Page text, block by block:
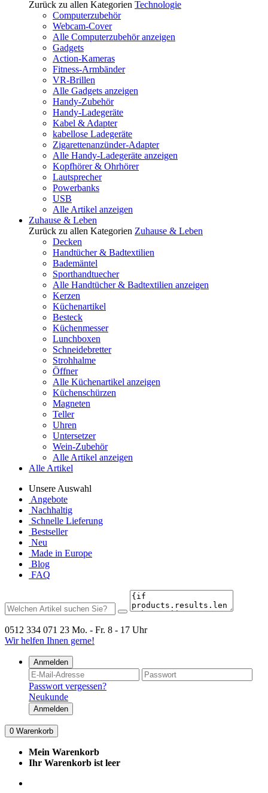
Zurück zu allen Kategorien Technologie
Computerzubehör
Webcam-Cover
Alle Computerzubehör anzeigen
Gadgets
Action-Kameras
Fitness-Armbänder
VR-Brillen
Alle Gadgets anzeigen
Handy-Zubehör
Handy-Ladegeräte
Kabel & Adapter
kabellose Ladegeräte
Zigarettenanzünder-Adapter
Alle Handy-Ladegeräte anzeigen
Kopfhörer & Ohrhörer
Lautsprecher
Powerbanks
USB
Alle Artikel anzeigen
Zuhause & Leben
Zurück zu allen Kategorien Zuhause & Leben
Decken
Handtücher & Badtextilien
Bademäntel
Sporthandtuecher
Alle Handtücher & Badtextilien anzeigen
Kerzen
Küchenartikel
Besteck
Küchenmesser
Lunchboxen
Schneidebretter
Strohhalme
Öffner
Alle Küchenartikel anzeigen
Küchenschürzen
Magneten
Teller
Uhren
Untersetzer
Wein-Zubehör
Alle Artikel anzeigen
Alle Artikel
Unsere Auswahl
Angebote
Nachhaltig
Schnelle Lieferung
Bestseller
Neu
Made in Europe
Blog
FAQ
0512 334 071 23 Mo. - Fr. 8 - 17 Uhr
Wir helfen Ihnen gerne!
Anmelden
Passwort vergessen?
Neukunde
Anmelden
0 Warenkorb
Mein Warenkorb
Ihr Warenkorb ist leer